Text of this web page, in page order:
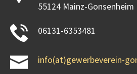
55124 Mainz-Gonsenheim
06131-6353481
info(at)gewerbeverein-